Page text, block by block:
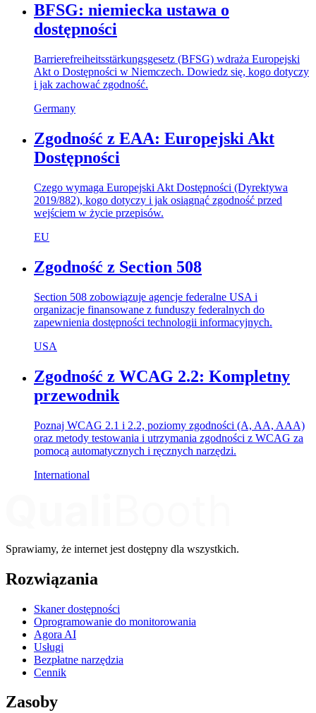
BFSG: niemiecka ustawa o
dostępności
Barrierefreiheitsstärkungsgesetz (BFSG) wdraża Europejski
Akt o Dostępności w Niemczech. Dowiedz się, kogo dotyczy
i jak zachować zgodność.
Germany
Zgodność z EAA: Europejski Akt
Dostępności
Czego wymaga Europejski Akt Dostępności (Dyrektywa
2019/882), kogo dotyczy i jak osiągnąć zgodność przed
wejściem w życie przepisów.
EU
Zgodność z Section 508
Section 508 zobowiązuje agencje federalne USA i
organizacje finansowane z funduszy federalnych do
zapewnienia dostępności technologii informacyjnych.
USA
Zgodność z WCAG 2.2: Kompletny
przewodnik
Poznaj WCAG 2.1 i 2.2, poziomy zgodności (A, AA, AAA)
oraz metody testowania i utrzymania zgodności z WCAG za
pomocą automatycznych i ręcznych narzędzi.
International
Sprawiamy, że internet jest dostępny dla wszystkich.
Rozwiązania
Skaner dostępności
Oprogramowanie do monitorowania
Agora AI
Usługi
Bezpłatne narzędzia
Cennik
Zasoby